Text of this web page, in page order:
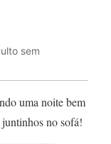
sem
uma noite bem
no sofá!